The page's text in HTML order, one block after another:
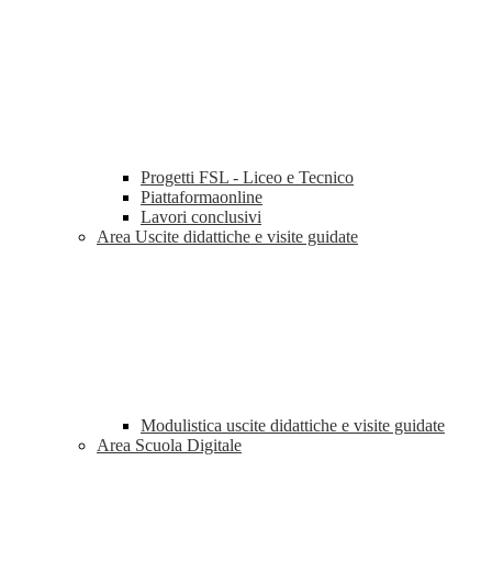
Progetti FSL - Liceo e Tecnico
Piattaformaonline
Lavori conclusivi
Area Uscite didattiche e visite guidate
Modulistica uscite didattiche e visite guidate
Area Scuola Digitale